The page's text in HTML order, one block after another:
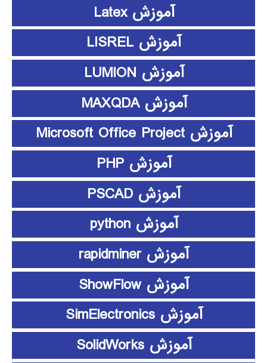
آموزش Latex
آموزش LISREL
آموزش LUMION
آموزش MAXQDA
آموزش Microsoft Office Project
آموزش PHP
آموزش PSCAD
آموزش python
آموزش rapidminer
آموزش ShowFlow
آموزش SimElectronics
آموزش SolidWorks